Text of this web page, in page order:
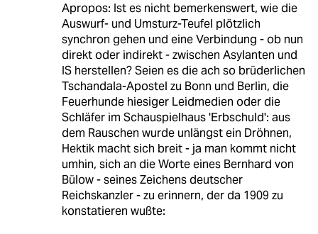
Apropos: Ist es nicht bemerkenswert, wie die
Auswurf- und Umsturz-Teufel plötzlich
synchron gehen und eine Verbindung - ob nun
direkt oder indirekt - zwischen Asylanten und
IS herstellen? Seien es die ach so brüderlichen
Tschandala-Apostel zu Bonn und Berlin, die
Feuerhunde hiesiger Leidmedien oder die
Schläfer im Schauspielhaus 'Erbschuld': aus
dem Rauschen wurde unlängst ein Dröhnen,
Hektik macht sich breit - ja man kommt nicht
umhin, sich an die Worte eines Bernhard von
Bülow - seines Zeichens deutscher
Reichskanzler - zu erinnern, der da 1909 zu
konstatieren wußte: